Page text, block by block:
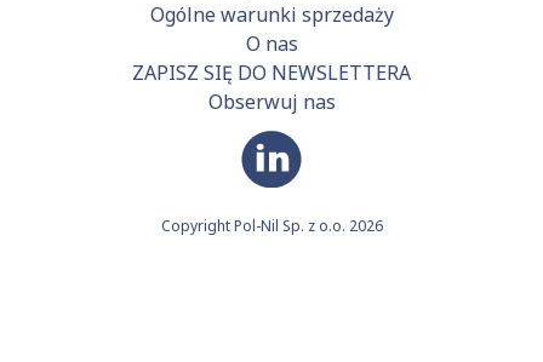
Ogólne warunki sprzedaży
O nas
ZAPISZ SIĘ DO NEWSLETTERA
Obserwuj nas
Copyright Pol-Nil Sp. z o.o. 2026